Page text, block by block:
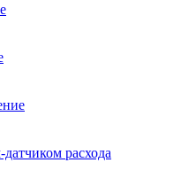
расхода